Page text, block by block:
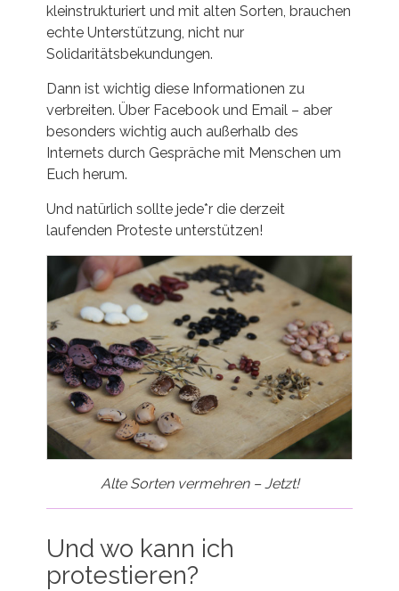
kleinstrukturiert und mit alten Sorten, brauchen
echte Unterstützung, nicht nur
Solidaritätsbekundungen.
Dann ist wichtig diese Informationen zu
verbreiten. Über Facebook und Email – aber
besonders wichtig auch außerhalb des
Internets durch Gespräche mit Menschen um
Euch herum.
Und natürlich sollte jede*r die derzeit
laufenden Proteste unterstützen!
Alte Sorten vermehren – Jetzt!
Und wo kann ich
protestieren?